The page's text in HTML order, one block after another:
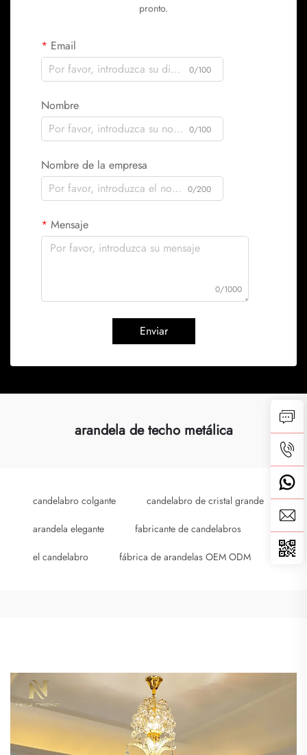
pronto.
Email
0/100
Nombre
0/100
Nombre de la empresa
0/200
Mensaje
0/1000
Enviar
arandela de techo metálica
candelabro colgante candelabro de cristal grande
arandela elegante fabricante de candelabros
el candelabro fábrica de arandelas OEM ODM